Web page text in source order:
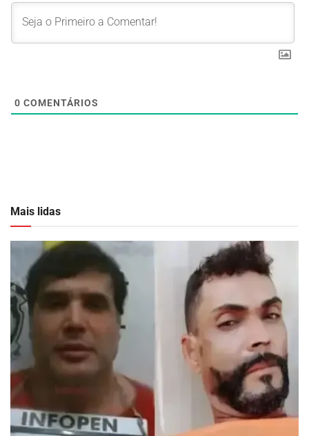
0 COMENTÁRIOS
Mais lidas